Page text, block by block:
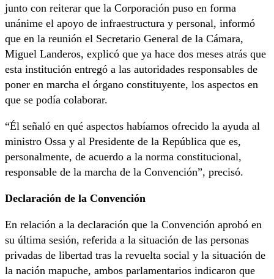
junto con reiterar que la Corporación puso en forma
unánime el apoyo de infraestructura y personal, informó
que en la reunión el Secretario General de la Cámara,
Miguel Landeros, explicó que ya hace dos meses atrás que
esta institución entregó a las autoridades responsables de
poner en marcha el órgano constituyente, los aspectos en
que se podía colaborar.
“Él señaló en qué aspectos habíamos ofrecido la ayuda al
ministro Ossa y al Presidente de la República que es,
personalmente, de acuerdo a la norma constitucional,
responsable de la marcha de la Convención”, precisó.
Declaración de la Convención
En relación a la declaración que la Convención aprobó en
su última sesión, referida a la situación de las personas
privadas de libertad tras la revuelta social y la situación de
la nación mapuche, ambos parlamentarios indicaron que